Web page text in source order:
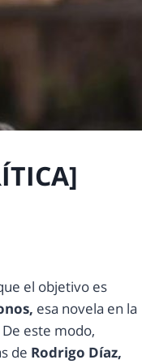
el objetivo es
esa novela en la
este modo,
de Rodrigo Díaz,